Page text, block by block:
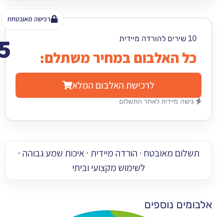
רכישה מאובטחת
האלבום במחיר משתלם: ₪ 15
לרכישת האלבום המלא
מיידית לאחר התשלום
מאובטח · הורדה מיידית · איכות שמע גבוהה ·
לשימוש מקצועי וביתי
נוספים